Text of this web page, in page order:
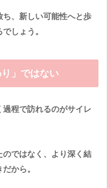
ち、新しい可能性へと歩
しょう。
」ではない
程で訪れるのがサイレ
ではなく、より深く結
から。